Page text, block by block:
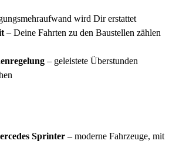
wird Dir erstattet
– Deine Fahrten zu den Baustellen zählen
– geleistete Überstunden
Sprinter – moderne Fahrzeuge, mit